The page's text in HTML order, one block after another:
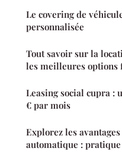
Le covering de
personnalisée
Tout savoir sur la
les meilleures options
Leasing social cupra :
€ par mois
Explorez les
automatique :